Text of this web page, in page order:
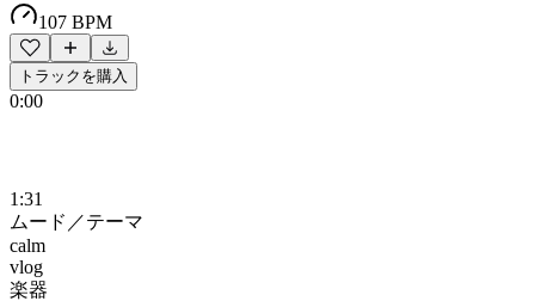
107 BPM
トラックを購入
0:00
1:31
ムード／テーマ
calm
vlog
楽器